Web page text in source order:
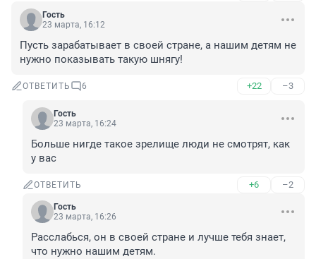
Гость
23 марта, 16:12
Пусть зарабатывает в своей стране, а нашим детям не
нужно показывать такую шнягу!
ОТВЕТИТЬ 6 +22 –3
Гость
23 марта, 16:24
Больше нигде такое зрелище люди не смотрят, как
у вас
ОТВЕТИТЬ +6 –2
Гость
23 марта, 16:26
Расслабься, он в своей стране и лучше тебя знает,
что нужно нашим детям.